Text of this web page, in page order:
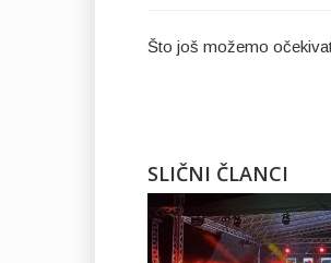
Što još možemo
SLIČNI ČLANCI